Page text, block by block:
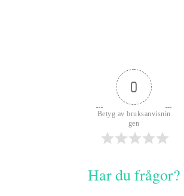
0
Betyg av bruksanvisnin
gen
Har du frågor?